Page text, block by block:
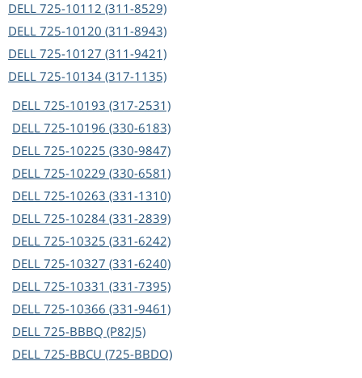
DELL 725-10112 (311-8529)
DELL 725-10120 (311-8943)
DELL 725-10127 (311-9421)
DELL 725-10134 (317-1135)
DELL 725-10193 (317-2531)
DELL 725-10196 (330-6183)
DELL 725-10225 (330-9847)
DELL 725-10229 (330-6581)
DELL 725-10263 (331-1310)
DELL 725-10284 (331-2839)
DELL 725-10325 (331-6242)
DELL 725-10327 (331-6240)
DELL 725-10331 (331-7395)
DELL 725-10366 (331-9461)
DELL 725-BBBQ (P82J5)
DELL 725-BBCU (725-BBDO)